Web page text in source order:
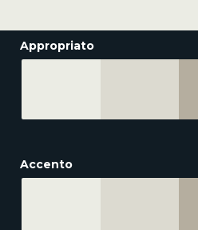
Appropriato
Accento